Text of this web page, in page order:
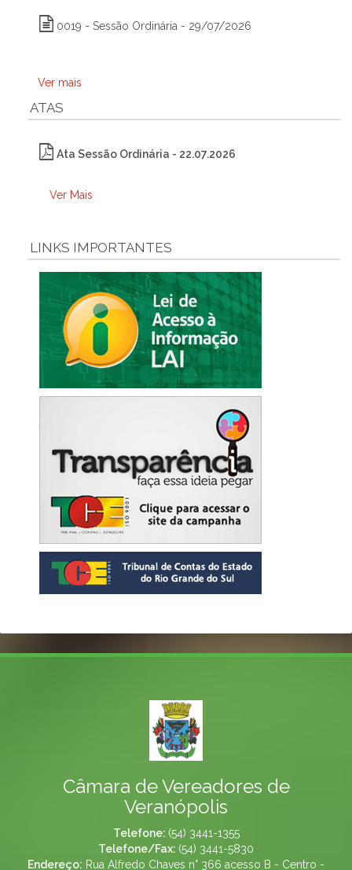
0019 - Sessão Ordinária - 29/07/2026
Ver mais
ATAS
Ata Sessão Ordinária - 22.07.2026
Ver Mais
LINKS IMPORTANTES
Câmara de Vereadores de
Veranópolis
Telefone: (54) 3441-1355
Telefone/Fax: (54) 3441-5830
Endereço: Rua Alfredo Chaves n° 366 acesso B - Centro -